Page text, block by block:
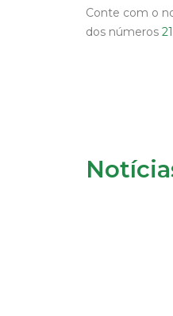
Conte com o
dos números